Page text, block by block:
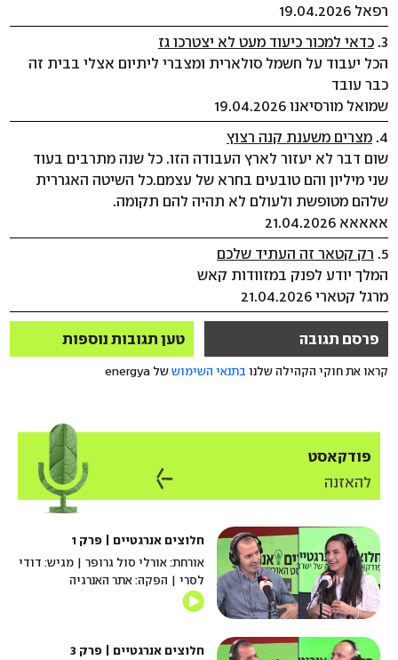
רפאל 19.04.2026
3. כדאי למכור כיעוד מעט לא יצטרכו גז
הכל יעבוד על חשמל סולארית ומצברי ליתיום אצלי בבית זה
כבר עובד
שמואל מורסיאנו 19.04.2026
4. מצרים משענת קנה רצוץ
שום דבר לא יעזור לארץ העבודה הזו. כל שנה מתרבים בעוד
שני מיליון והם טובעים בחרא של עצמם.כל השיטה האגררית
שלהם מטופשת ולעולם לא תהיה להם תקומה.
אאאאא 21.04.2026
5. רק קטאר זה העתיד שלכם
המלך יודע לפנק במזוודות קאש
מרגל קטארי 21.04.2026
פרסם תגובה טען תגובות נוספות
קראו את חוקי הקהילה שלנו בתנאי השימוששל energya
פודקאסט
להאזנה
חלוצים אנרגטיים | פרק 1
אורחת: אורלי סול גרופר | מגיש: דודי
לסרי | הפקה: אתר האנרגיה
חלוצים אנרגטיים | פרק 3